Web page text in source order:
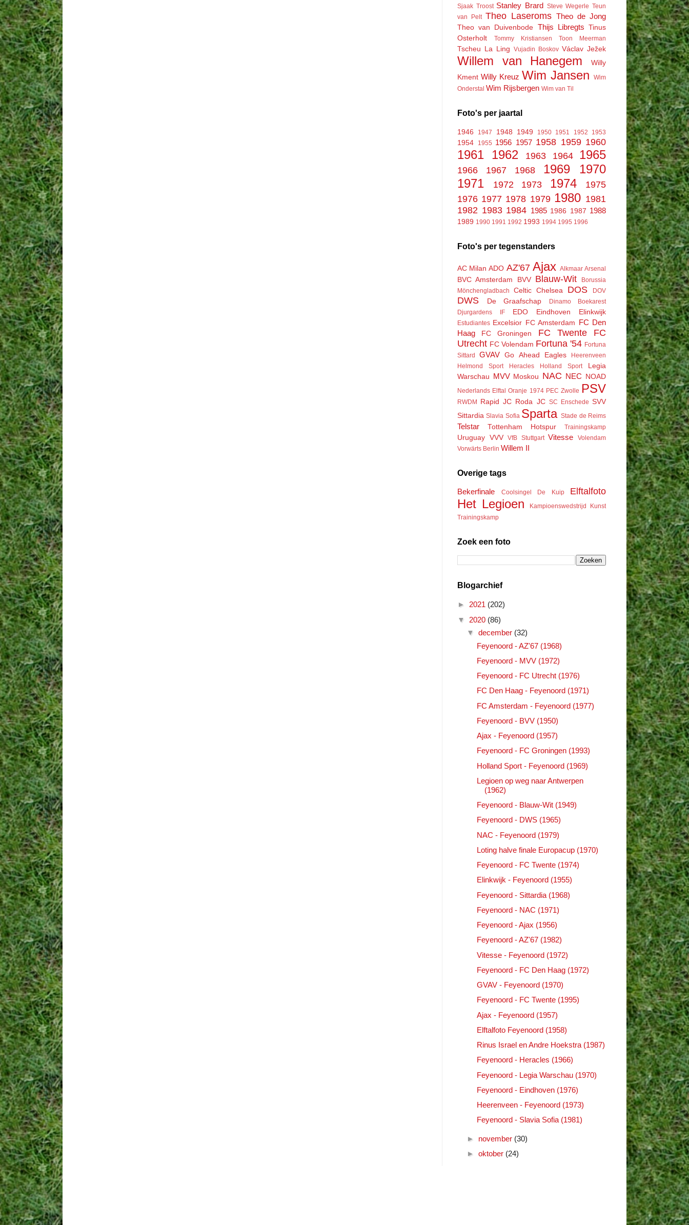
Sjaak Troost Stanley Brard Steve Wegerle Teun
van Pelt Theo Laseroms Theo de Jong
Theo van Duivenbode Thijs Libregts
Tinus
Osterholt
Tommy Kristiansen Toon Meerman
Tscheu La Ling Vujadin Boskov Václav Ježek
Willem van Hanegem
Willy
Kment Willy Kreuz Wim Jansen
Wim
Onderstal Wim Rijsbergen Wim van Til
Foto's per jaartal
1946 1947 1948 1949 1950 1951 1952 1953
1954 1955 1956 1957 1958 1959 1960
1961 1962 1963 1964 1965
1966 1967 1968 1969
1970
1971
1972 1973 1974
1975
1976 1977 1978 1979 1980 1981
1982 1983 1984 1985 1986 1987 1988
1989 1990 1991 1992 1993 1994 1995 1996
Foto's per tegenstanders
AC Milan ADO AZ'67 Ajax Alkmaar Arsenal
BVC Amsterdam BVV Blauw-Wit
Borussia
Mönchengladbach
Celtic Chelsea DOS DOV
DWS De Graafschap
Dinamo Boekarest
Djurgardens IF
EDO Eindhoven Elinkwijk
Estudiantes Excelsior FC Amsterdam FC Den
Haag
FC Groningen FC Twente
FC
Utrecht FC Volendam Fortuna '54 Fortuna
Sittard
GVAV Go Ahead Eagles
Heerenveen
Helmond Sport
Heracles Holland Sport
Legia
Warschau MVV Moskou NAC NEC NOAD
Nederlands Elftal Oranje 1974 PEC Zwolle PSV
RWDM Rapid JC Roda JC SC Enschede SVV
Sittardia Slavia Sofia Sparta Stade de Reims
Telstar Tottenham Hotspur Trainingskamp
Uruguay VVV VfB Stuttgart Vitesse
Volendam
Vorwärts Berlin Willem II
Overige tags
Bekerfinale Coolsingel De Kuip Elftalfoto
Het Legioen Kampioenswedstrijd
Kunst
Trainingskamp
Zoek een foto
Blogarchief
► 2021 (202)
▼ 2020 (86)
▼ december (32)
Feyenoord - AZ'67 (1968)
Feyenoord - MVV (1972)
Feyenoord - FC Utrecht (1976)
FC Den Haag - Feyenoord (1971)
FC Amsterdam - Feyenoord (1977)
Feyenoord - BVV (1950)
Ajax - Feyenoord (1957)
Feyenoord - FC Groningen (1993)
Holland Sport - Feyenoord (1969)
Legioen op weg naar Antwerpen
(1962)
Feyenoord - Blauw-Wit (1949)
Feyenoord - DWS (1965)
NAC - Feyenoord (1979)
Loting halve finale Europacup (1970)
Feyenoord - FC Twente (1974)
Elinkwijk - Feyenoord (1955)
Feyenoord - Sittardia (1968)
Feyenoord - NAC (1971)
Feyenoord - Ajax (1956)
Feyenoord - AZ'67 (1982)
Vitesse - Feyenoord (1972)
Feyenoord - FC Den Haag (1972)
GVAV - Feyenoord (1970)
Feyenoord - FC Twente (1995)
Ajax - Feyenoord (1957)
Elftalfoto Feyenoord (1958)
Rinus Israel en Andre Hoekstra (1987)
Feyenoord - Heracles (1966)
Feyenoord - Legia Warschau (1970)
Feyenoord - Eindhoven (1976)
Heerenveen - Feyenoord (1973)
Feyenoord - Slavia Sofia (1981)
► november (30)
► oktober (24)